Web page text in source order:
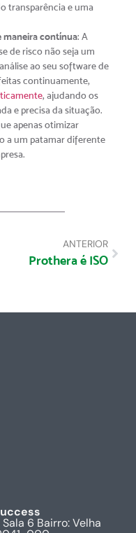
transparência e uma
maneira contínua: A
de risco não seja um
ao seu software de
continuamente,
, ajudando os
e precisa da situação.
apenas otimizar
a um patamar diferente
ANTERIOR
Prothera é ISO
6 Bairro: Velha